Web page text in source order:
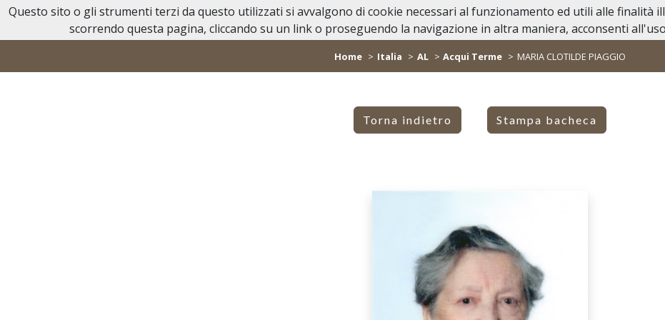
Necrologi Acqui Terme Home Casa Funeraria Lutti Personaggi
Home Italia AL Acqui Terme MARIA CLOTILDE PIAGGIO
Torna indietro Stampa bacheca
Questo sito o gli strumenti terzi da questo utilizzati si avvalgono di cookie necessari al funzionamento ed utili alle finalità
scorrendo questa pagina, cliccando su un link o proseguendo la navigazione in altra maniera, acconsenti